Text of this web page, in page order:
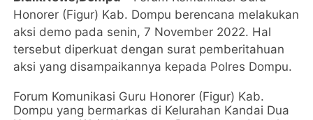
Honorer (Figur) Kab. Dompu berencana melakukan
aksi demo pada senin, 7 November 2022. Hal
tersebut diperkuat dengan surat pemberitahuan
aksi yang disampaikannya kepada Polres Dompu.
Forum Komunikasi Guru Honorer (Figur) Kab.
Dompu yang bermarkas di Kelurahan Kandai Dua